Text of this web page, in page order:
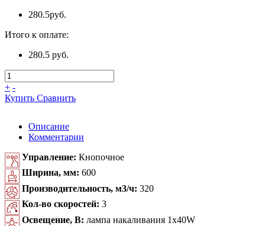
280.5руб.
Итого к оплате:
280.5 руб.
+ -
Купить Сравнить
Описание
Комментарии
Управление: Кнопочное
Ширина, мм: 600
Производительность, м3/ч: 320
Кол-во скоростей: 3
Освещение, В: лампа накаливания 1x40W